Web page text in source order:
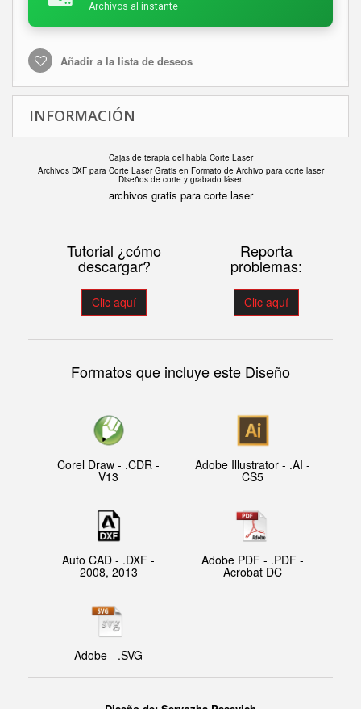
Archivos al instante
Añadir a la lista de deseos
INFORMACIÓN
Cajas de terapia del habla Corte Laser
Archivos DXF para Corte Laser Gratis en Formato de Archivo para corte laser
Diseños de corte y grabado láser.
archivos gratis para corte laser
Tutorial ¿cómo
descargar?
Clic aquí
Reporta
problemas:
Clic aquí
Formatos que incluye este Diseño
Corel Draw - .CDR -
V13
Adobe Illustrator - .AI -
CS5
Auto CAD - .DXF -
2008, 2013
Adobe PDF - .PDF -
Acrobat DC
Adobe - .SVG